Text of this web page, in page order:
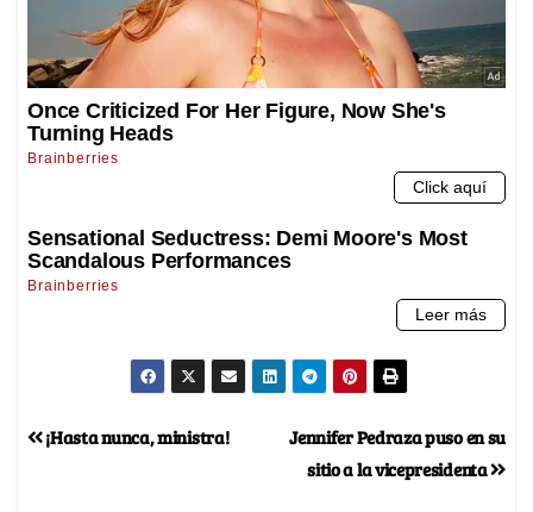
Jennifer Pedraza puso en su
sitio a la vicepresidenta
¡Hasta nunca, ministra!